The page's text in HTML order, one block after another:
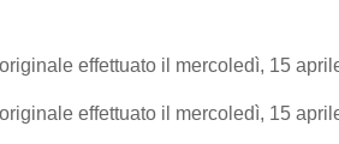
effettuato il mercoledì, 15
effettuato il mercoledì, 15